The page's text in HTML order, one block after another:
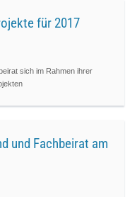
für 2017
sich im Rahmen ihrer
und Fachbeirat am